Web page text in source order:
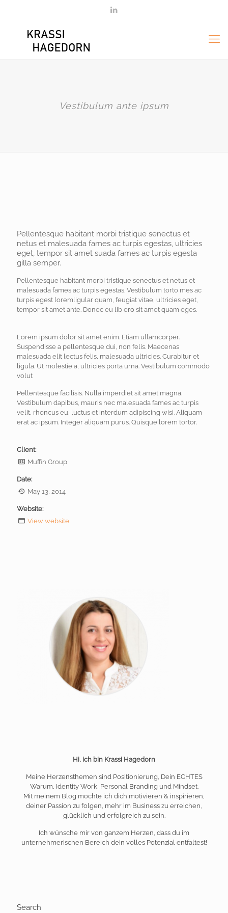
Vestibulum ante ipsum
Pellentesque habitant morbi tristique senectus et
netus et malesuada fames ac turpis egestas, ultricies
eget, tempor sit amet suada fames ac turpis egesta
gilla semper.
Pellentesque habitant morbi tristique senectus et netus et
malesuada fames ac turpis egestas. Vestibulum torto mes ac
turpis egest loremligular quam, feugiat vitae, ultricies eget,
tempor sit amet ante. Donec eu lib ero sit amet quam eges.
Lorem ipsum dolor sit amet enim. Etiam ullamcorper.
Suspendisse a pellentesque dui, non felis. Maecenas
malesuada elit lectus felis, malesuada ultricies. Curabitur et
ligula. Ut molestie a, ultricies porta urna. Vestibulum commodo
volut
Pellentesque facilisis. Nulla imperdiet sit amet magna.
Vestibulum dapibus, mauris nec malesuada fames ac turpis
velit, rhoncus eu, luctus et interdum adipiscing wisi. Aliquam
erat ac ipsum. Integer aliquam purus. Quisque lorem tortor.
Client:
Muffin Group
Date:
May 13, 2014
Website:
View website
Hi, ich bin Krassi Hagedorn
Meine Herzensthemen sind Positionierung, Dein ECHTES
Warum, Identity Work, Personal Branding und Mindset.
Mit meinem Blog möchte ich dich motivieren & inspirieren,
deiner Passion zu folgen, mehr im Business zu erreichen,
glücklich und erfolgreich zu sein.
Ich wünsche mir von ganzem Herzen, dass du im
unternehmerischen Bereich dein volles Potenzial entfaltest!
Search